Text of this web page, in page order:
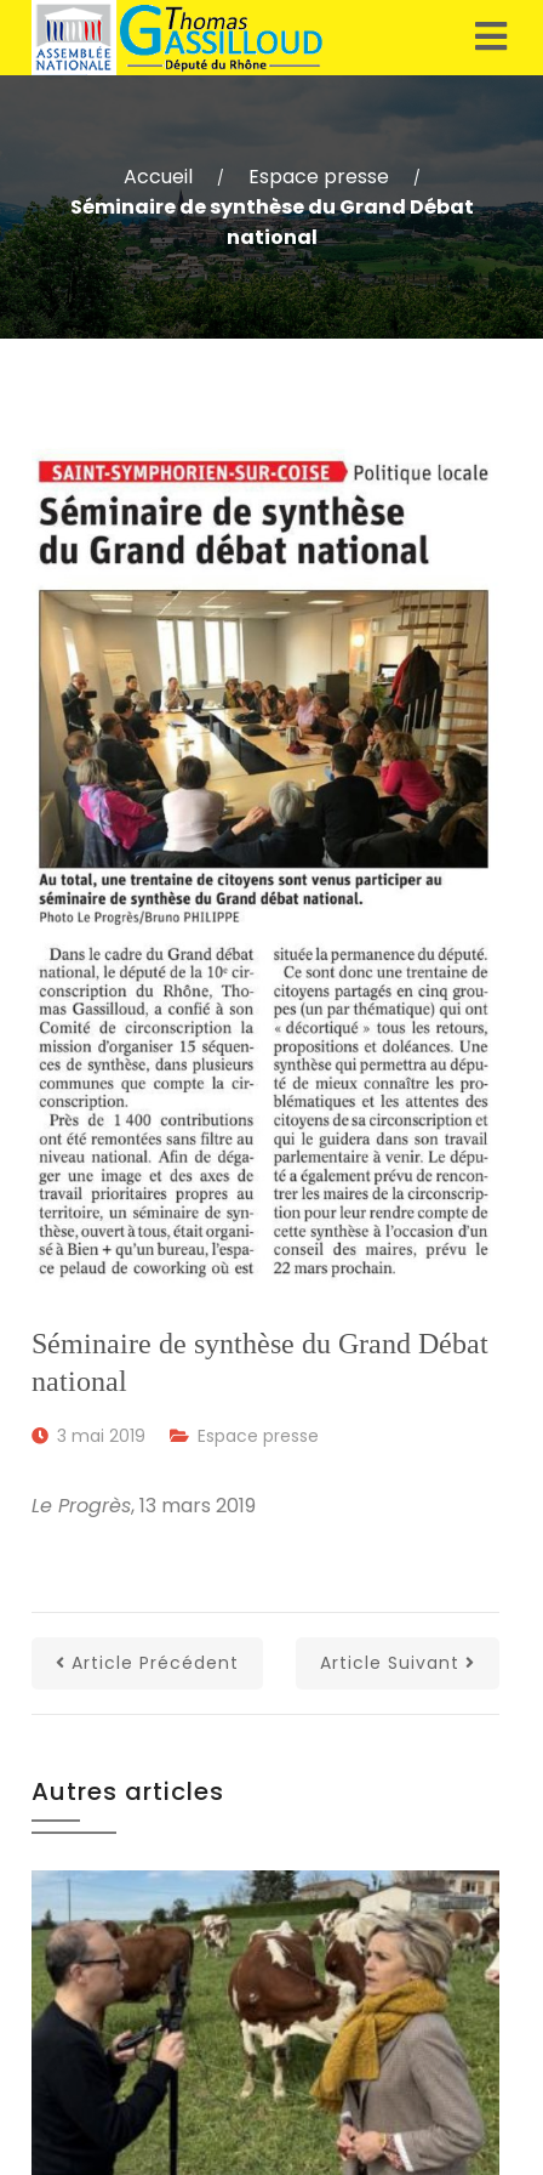
Accueil / Espace presse /
Séminaire de synthèse du Grand Débat
national
Séminaire de synthèse du Grand Débat
national
3 mai 2019 Espace presse
Le Progrès, 13 mars 2019
Article Précédent Article Suivant
Autres articles